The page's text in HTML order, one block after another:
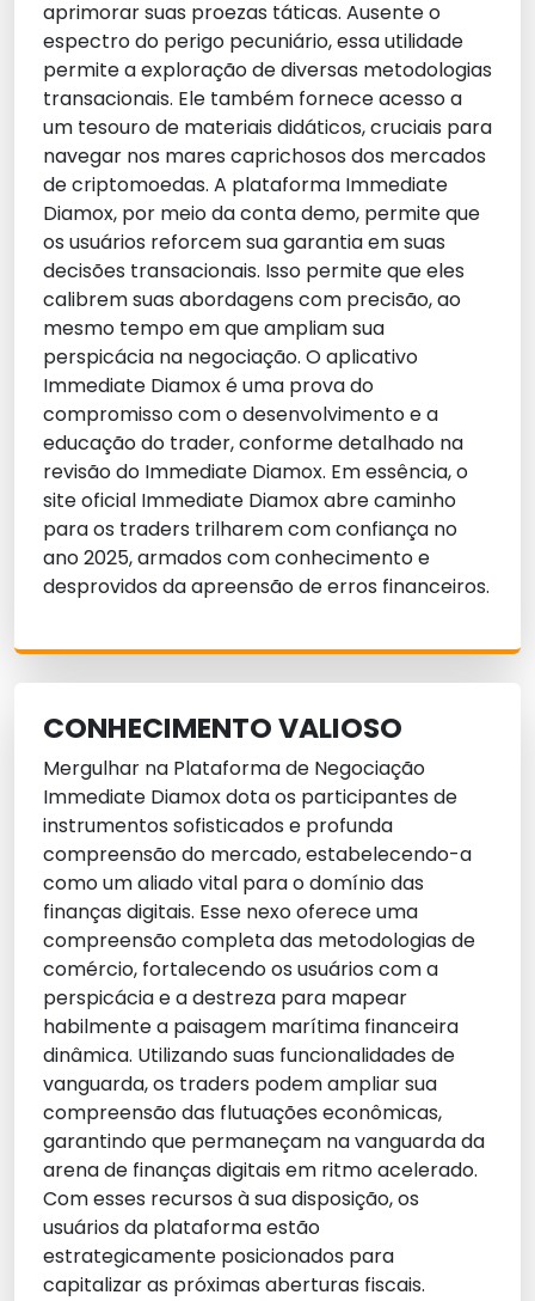
aprimorar suas proezas táticas. Ausente o
espectro do perigo pecuniário, essa utilidade
permite a exploração de diversas metodologias
transacionais. Ele também fornece acesso a
um tesouro de materiais didáticos, cruciais para
navegar nos mares caprichosos dos mercados
de criptomoedas. A plataforma Immediate
Diamox, por meio da conta demo, permite que
os usuários reforcem sua garantia em suas
decisões transacionais. Isso permite que eles
calibrem suas abordagens com precisão, ao
mesmo tempo em que ampliam sua
perspicácia na negociação. O aplicativo
Immediate Diamox é uma prova do
compromisso com o desenvolvimento e a
educação do trader, conforme detalhado na
revisão do Immediate Diamox. Em essência, o
site oficial Immediate Diamox abre caminho
para os traders trilharem com confiança no
ano 2025, armados com conhecimento e
desprovidos da apreensão de erros financeiros.
CONHECIMENTO VALIOSO
Mergulhar na Plataforma de Negociação
Immediate Diamox dota os participantes de
instrumentos sofisticados e profunda
compreensão do mercado, estabelecendo-a
como um aliado vital para o domínio das
finanças digitais. Esse nexo oferece uma
compreensão completa das metodologias de
comércio, fortalecendo os usuários com a
perspicácia e a destreza para mapear
habilmente a paisagem marítima financeira
dinâmica. Utilizando suas funcionalidades de
vanguarda, os traders podem ampliar sua
compreensão das flutuações econômicas,
garantindo que permaneçam na vanguarda da
arena de finanças digitais em ritmo acelerado.
Com esses recursos à sua disposição, os
usuários da plataforma estão
estrategicamente posicionados para
capitalizar as próximas aberturas fiscais.